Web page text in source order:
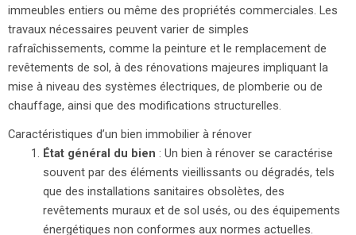
immeubles entiers ou même des propriétés commerciales. Les
travaux nécessaires peuvent varier de simples
rafraîchissements, comme la peinture et le remplacement de
revêtements de sol, à des rénovations majeures impliquant la
mise à niveau des systèmes électriques, de plomberie ou de
chauffage, ainsi que des modifications structurelles.
Caractéristiques d’un bien immobilier à rénover
État général du bien : Un bien à rénover se caractérise
souvent par des éléments vieillissants ou dégradés, tels
que des installations sanitaires obsolètes, des
revêtements muraux et de sol usés, ou des équipements
énergétiques non conformes aux normes actuelles.